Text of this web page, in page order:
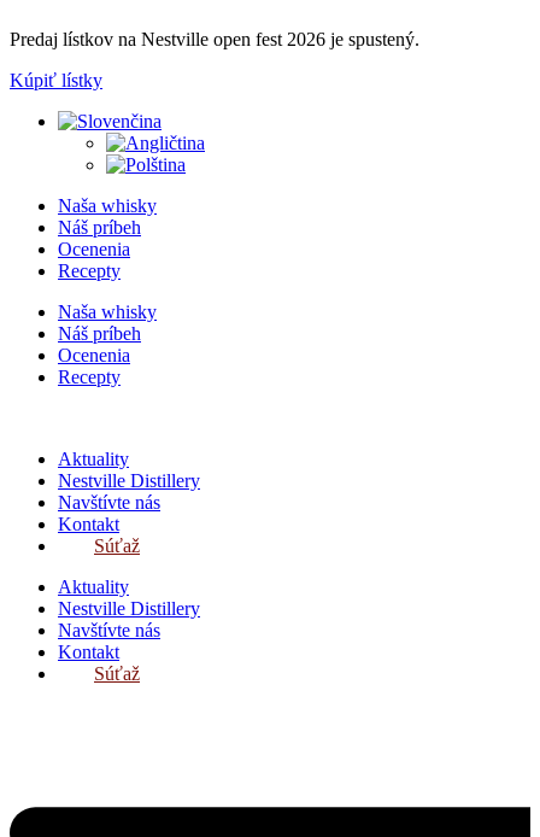
na
Predaj lístkov na Nestville open fest 2026 je spustený.
Kúpiť lístky
Naša whisky
Náš príbeh
Ocenenia
Recepty
Naša whisky
Náš príbeh
Ocenenia
Recepty
Aktuality
Nestville Distillery
Navštívte nás
Kontakt
Súťaž
Aktuality
Nestville Distillery
Navštívte nás
Kontakt
Súťaž